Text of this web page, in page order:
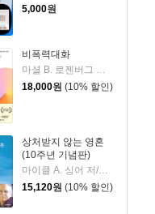
5,000원
비폭력대화
마셜 B. 로젠버그 저/캐서린 한 역
18,000원 (10% 할인)
상처받지 않는 영혼
(10주년 기념판)
마이클 A. 싱어 저/이균형 역/성해영 감수
15,120원 (10% 할인)